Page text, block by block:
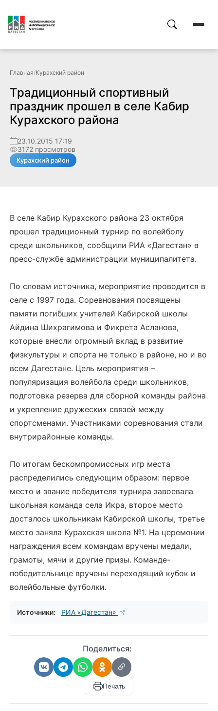
Главная/Курахский район
Традиционный спортивный
праздник прошел в селе Кабир
Курахского района
23.10.2015 17:19
3172 просмотров
Курахский район
В селе Кабир Курахского района 23 октября
прошел традиционный турнир по волейболу
среди школьников, сообщили РИА «Дагестан» в
пресс-службе администрации муниципалитета.
По словам источника, мероприятие проводится в
селе с 1997 года. Соревнования посвящены
памяти погибших учителей Кабирской школы
Айдина Шихрагимова и Фикрета Асланова,
которые внесли огромный вклад в развитие
физкультуры и спорта не только в районе, но и во
всем Дагестане. Цель мероприятия –
популяризация волейбола среди школьников,
подготовка резерва для сборной команды района
и укрепление дружеских связей между
спортсменами. Участниками соревнования стали
внутрирайонные команды.
По итогам бескомпромиссных игр места
распределились следующим образом: первое
место и звание победителя турнира завоевала
школьная команда села Икра, второе место
досталось школьникам Кабирской школы, третье
место заняла Курахская школа №1. На церемонии
награждения всем командам вручены медали,
грамоты, мячи и другие призы. Команде-
победительнице вручены переходящий кубок и
волейбольные футболки.
Источники: РИА «Дагестан»
Поделиться:
Печать